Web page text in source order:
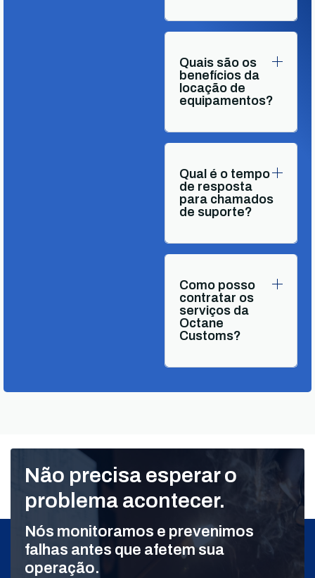
Quais são os
benefícios da
locação de
equipamentos?
Qual é o tempo
de resposta
para chamados
de suporte?
Como posso
contratar os
serviços da
Octane
Customs?
Não precisa esperar o
problema acontecer.
Nós monitoramos e prevenimos
falhas antes que afetem sua
operação.